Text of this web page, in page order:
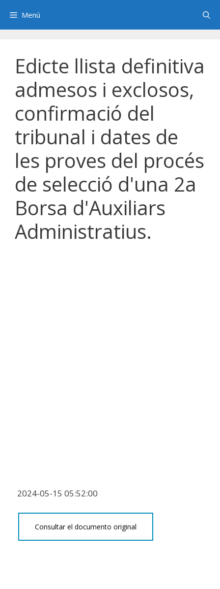
contenido
Menú
Edicte llista definitiva
admesos i exclosos,
confirmació del
tribunal i dates de
les proves del procés
de selecció d'una 2a
Borsa d'Auxiliars
Administratius.
2024-05-15 05:52:00
Consultar el documento original